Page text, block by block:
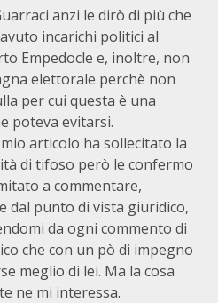
anzi le dirò di più che
incarichi politici al
Empedocle e, inoltre, non
elettorale perchè non
per cui questa è una
poteva evitarsi.
articolo ha sollecitato la
di tifoso però le confermo
a commentare,
dal punto di vista giuridico,
da ogni commento di
che con un pò di impegno
meglio di lei. Ma la cosa
ne mi interessa.